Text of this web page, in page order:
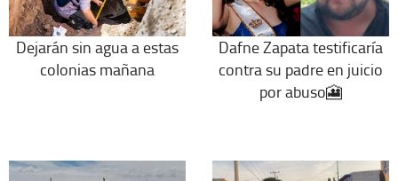
Dejarán sin agua a estas
colonias mañana
Dafne Zapata testificaría
contra su padre en juicio
por abuso🎦